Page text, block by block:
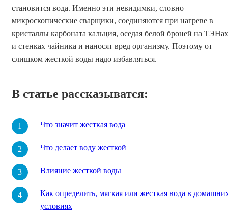
становится вода. Именно эти невидимки, словно
микроскопические сварщики, соединяются при нагреве в
кристаллы карбоната кальция, оседая белой броней на ТЭНах
и стенках чайника и наносят вред организму. Поэтому от
слишком жесткой воды надо избавляться.
В статье рассказыватся:
Что значит жесткая вода
Что делает воду жесткой
Влияние жесткой воды
Как определить, мягкая или жесткая вода в
условиях